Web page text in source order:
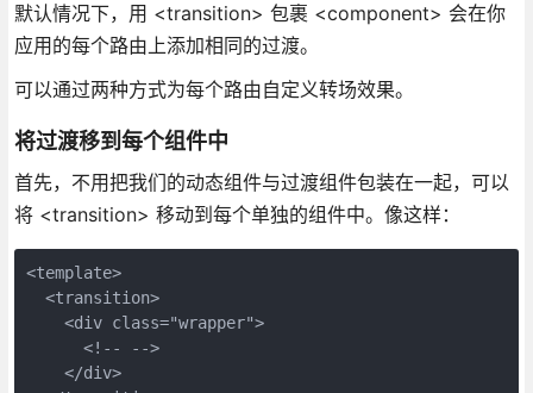
默认情况下，用 <transition> 包裹 <component> 会在你
应用的每个路由上添加相同的过渡。
可以通过两种方式为每个路由自定义转场效果。
将过渡移到每个组件中
首先，不用把我们的动态组件与过渡组件包装在一起，可以
将 <transition> 移动到每个单独的组件中。像这样：
<template>
  <transition>
    <div class="wrapper">
      <!-- -->
    </div>